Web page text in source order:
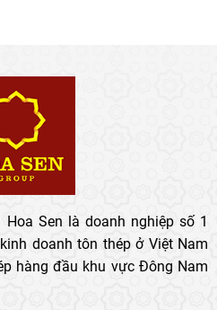
Sen là doanh nghiệp số 1
doanh tôn thép ở Việt Nam
hàng đầu khu vực Đông Nam